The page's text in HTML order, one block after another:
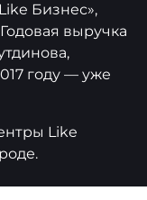
Бизнес»,
выручка
году — уже
Like